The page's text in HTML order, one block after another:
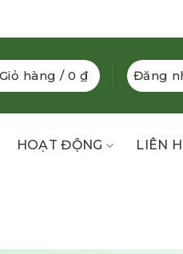
Giỏ hàng / 0 ₫ Đăng
HOẠT ĐỘNG LIÊN